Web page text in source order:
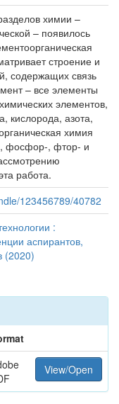
химии –
– появилось
строение и
содержащих связь
– все элементы
элементов,
кислорода, азота,
химия
, фосфор-, фтор- и
работа.
123456789/40782
:
аспирантов,
(2020)
View/Open